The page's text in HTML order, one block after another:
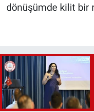
dönüşümde kilit bir